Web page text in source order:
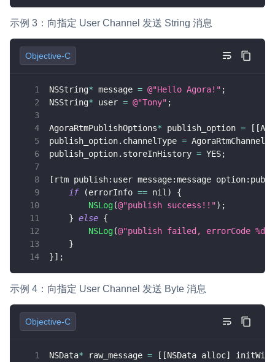
示例 3：向指定 User Channel 发送 String 消息
Objective-C
NSString* message = @"Hello Agora!" ;
NSString* user = @"Tony" ;
AgoraRtmPublishOptions* publish_option = [ [
publish_option. channelType =
publish_option. storeInHistory = YES;
[ rtm publish: user message:message option:
if
(errorInfo == nil )
{
NSLog(@"publish success!!") ;
} else {
NSLog(@"publish failed, errorCode %d,
}
}] ;
示例 4：向指定 User Channel 发送 Byte 消息
Objective-C
NSData* raw_message = [ [NSData alloc]